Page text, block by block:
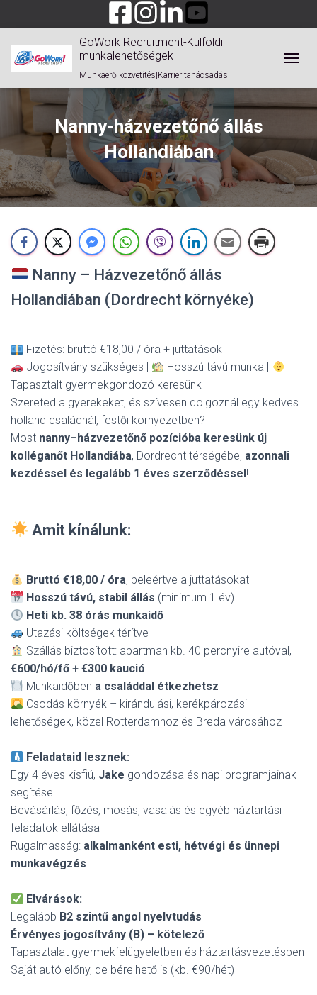
GoWork Recruitment-Külföldi
munkalehetőségek
Munkaerő közvetítés|Karrier tanácsadás
Nanny-házvezetőnő állás
Hollandiában
Nanny – Házvezetőnő állás
Hollandiában (Dordrecht környéke)
Fizetés: bruttó €18,00 / óra + juttatások
Jogosítvány szükséges |
Hosszú távú munka |
Tapasztalt gyermekgondozó keresünk
Szereted a gyerekeket, és szívesen dolgoznál egy kedves
holland családnál, festői környezetben?
Most nanny–házvezetőnő pozícióba keresünk új
kolléganőt Hollandiába, Dordrecht térségébe, azonnali
kezdéssel és legalább 1 éves szerződéssel!
Amit kínálunk:
Bruttó €18,00 / óra, beleértve a juttatásokat
Hosszú távú, stabil állás (minimum 1 év)
Heti kb. 38 órás munkaidő
Utazási költségek térítve
Szállás biztosított: apartman kb. 40 percnyire autóval,
€600/hó/fő + €300 kaució
Munkaidőben a családdal étkezhetsz
Csodás környék – kirándulási, kerékpározási
lehetőségek, közel Rotterdamhoz és Breda városához
Feladataid lesznek:
Egy 4 éves kisfiú, Jake gondozása és napi programjainak
segítése
Bevásárlás, főzés, mosás, vasalás és egyéb háztartási
feladatok ellátása
Rugalmasság: alkalmanként esti, hétvégi és ünnepi
munkavégzés
Elvárások:
Legalább B2 szintű angol nyelvtudás
Érvényes jogosítvány (B) – kötelező
Tapasztalat gyermekfelügyeletben és háztartásvezetésben
Saját autó előny, de bérelhető is (kb. €90/hét)